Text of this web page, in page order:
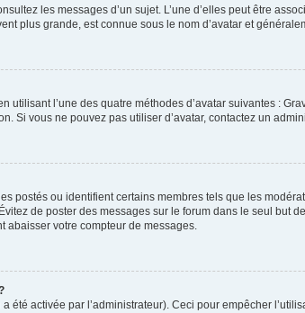
les messages d’un sujet. L’une d’elles peut être
plus grande, est connue sous le nom d’avatar et
l’une des quatre méthodes d’avatar suivantes :
Si vous ne pouvez pas utiliser d’avatar, contactez un
postés ou identifient certains membres tels que les
de poster des messages sur le forum dans le seul but
abaisser votre compteur de messages.
activée par l’administrateur). Ceci pour empêcher